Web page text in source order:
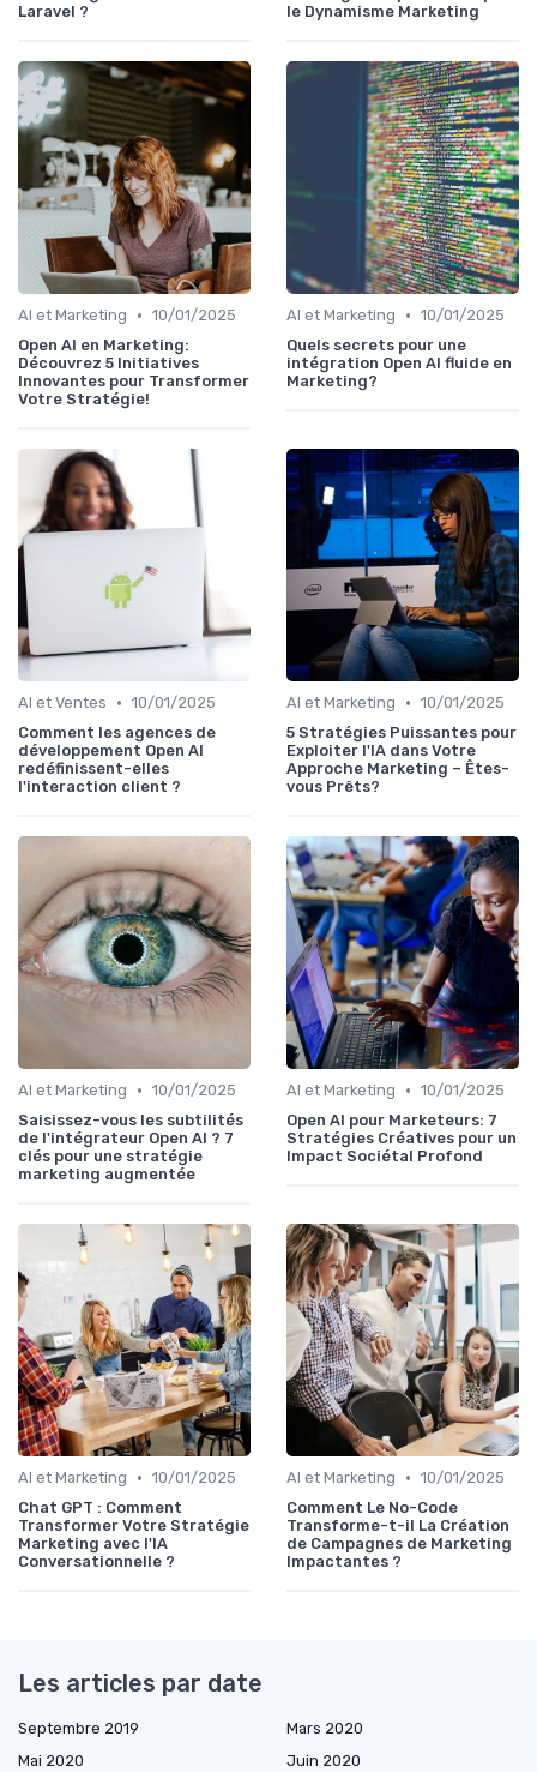
Laravel ?
le Dynamisme Marketing
AI et Marketing • 10/01/2025
Open AI en Marketing:
Découvrez 5 Initiatives
Innovantes pour Transformer
Votre Stratégie!
AI et Marketing • 10/01/2025
Quels secrets pour une
intégration Open AI fluide en
Marketing?
AI et Ventes • 10/01/2025
Comment les agences de
développement Open AI
redéfinissent-elles
l'interaction client ?
AI et Marketing • 10/01/2025
5 Stratégies Puissantes pour
Exploiter l'IA dans Votre
Approche Marketing – Êtes-
vous Prêts?
AI et Marketing • 10/01/2025
Saisissez-vous les subtilités
de l'intégrateur Open AI ? 7
clés pour une stratégie
marketing augmentée
AI et Marketing • 10/01/2025
Open AI pour Marketeurs: 7
Stratégies Créatives pour un
Impact Sociétal Profond
AI et Marketing • 10/01/2025
Chat GPT : Comment
Transformer Votre Stratégie
Marketing avec l'IA
Conversationnelle ?
AI et Marketing • 10/01/2025
Comment Le No-Code
Transforme-t-il La Création
de Campagnes de Marketing
Impactantes ?
Les articles par date
Septembre 2019
Mars 2020
Mai 2020
Juin 2020